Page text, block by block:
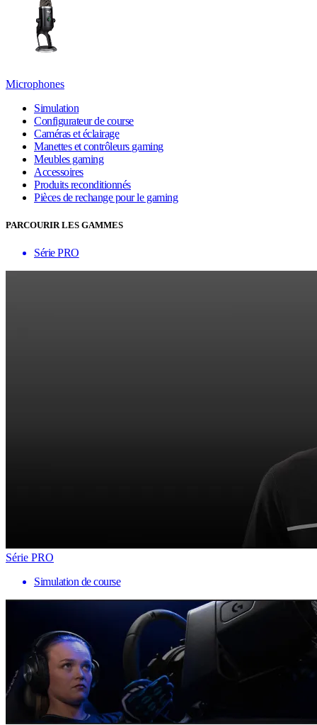
Microphones
Simulation
Configurateur de course
Caméras et éclairage
Manettes et contrôleurs gaming
Meubles gaming
Accessoires
Produits reconditionnés
Pièces de rechange pour le gaming
PARCOURIR LES GAMMES
Série PRO
Série PRO
Simulation de course